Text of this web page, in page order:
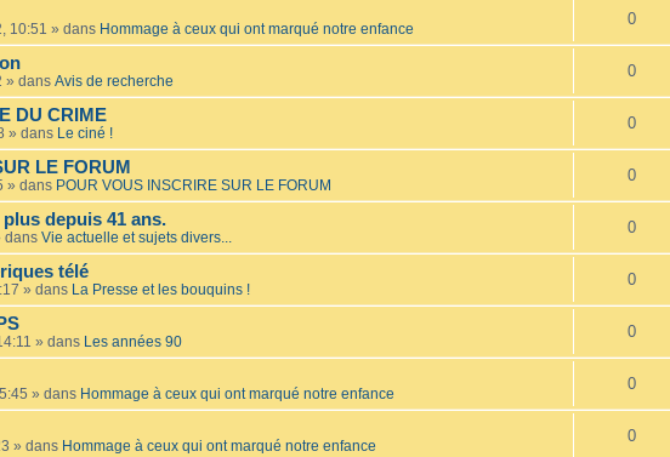
10:51 » dans Hommage à ceux qui ont marqué notre enfance
0
» dans Avis de recherche
0
DU CRIME
» dans Le ciné !
0
LE FORUM
» dans POUR VOUS INSCRIRE SUR LE FORUM
0
depuis 41 ans.
dans Vie actuelle et sujets divers...
0
télé
» dans La Presse et les bouquins !
0
» dans Les années 90
0
» dans Hommage à ceux qui ont marqué notre enfance
0
» dans Hommage à ceux qui ont marqué notre enfance
0